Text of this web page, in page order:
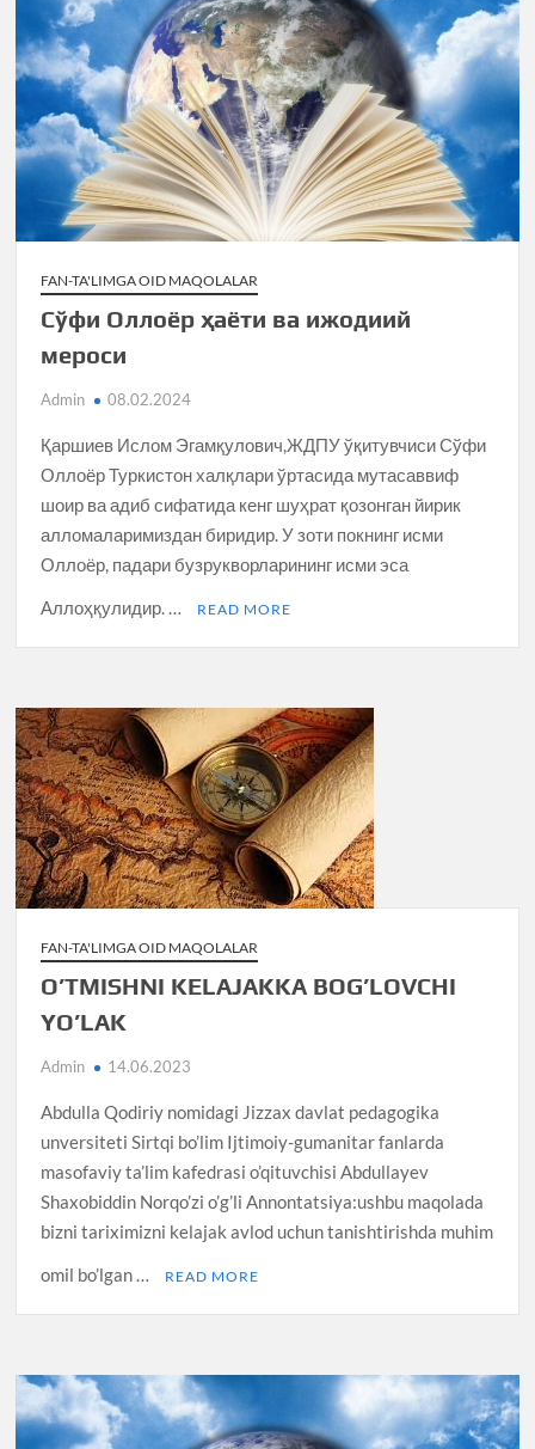
FAN-TA'LIMGA OID MAQOLALAR
Сўфи Оллоёр ҳаёти ва ижодиий
мероси
Admin 08.02.2024
Қаршиев Ислом Эгамқулович,ЖДПУ ўқитувчиси Сўфи
Оллоёр Туркистон халқлари ўртасида мутасаввиф
шоир ва адиб сифатида кенг шуҳрат қозонган йирик
алломаларимиздан биридир. У зоти покнинг исми
Оллоёр, падари бузрукворларининг исми эса
Аллоҳқулидир. …
READ MORE
FAN-TA'LIMGA OID MAQOLALAR
O’TMISHNI KELAJAKKA BOG’LOVCHI
YO’LAK
Admin 14.06.2023
Abdulla Qodiriy nomidagi Jizzax davlat pedagogika
unversiteti Sirtqi bo’lim Ijtimoiy-gumanitar fanlarda
masofaviy ta’lim kafedrasi o’qituvchisi Abdullayev
Shaxobiddin Norqo’zi o’g’li Annontatsiya:ushbu maqolada
bizni tariximizni kelajak avlod uchun tanishtirishda muhim
omil bo’lgan …
READ MORE